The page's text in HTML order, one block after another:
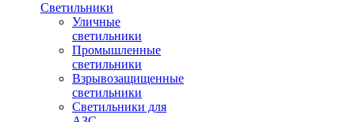
Светильники
Уличные
светильники
Промышленные
светильники
Взрывозащищенные
светильники
Светильники для